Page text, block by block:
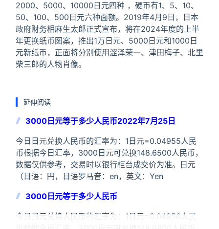
2000、5000、10000日元四种 ，硬币有1、5、10、
50、100、500日元六种面额。2019年4月9日，日本
政府财务相麻生太郎正式宣布，将在2024年度的上半
年更换纸币图案，推出1万日元、5000日元和1000日
元新纸币，正面将分别使用涩泽荣一、津田梅子、北里
柴三郎的人物肖像。
延伸阅读
3000日元等于多少人民币2022年7月25日
今日日元兑换人民币的汇率为：1日元=0.04955人民
币根据今日汇率，3000日元可兑换148.6500人民币，
数据仅供参考，交易时以银行柜台成交价为准。日元
（日语：円，日语罗马音：en，英文：Yen
3000日元等于多少人民币
今日日元兑换人民币的汇率为：1日元=0.04956人民